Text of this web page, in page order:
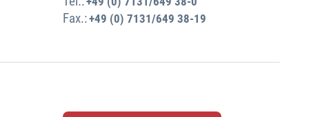
Fax.:+49 (0) 7131/649 38-19